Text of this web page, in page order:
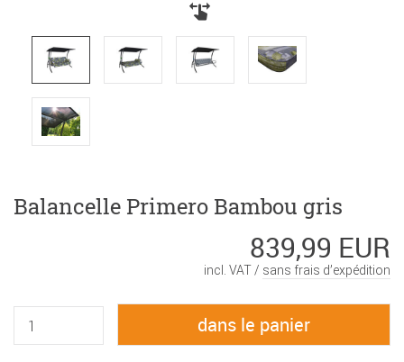
Balancelle Primero Bambou gris
839,99 EUR
incl. VAT / sans frais d’expédition